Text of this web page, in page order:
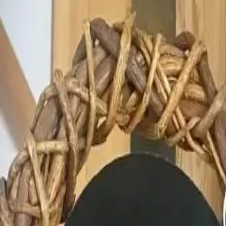
Log in Sign up
Bärengaden 4-